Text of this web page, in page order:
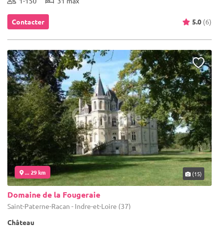
Contacter 5.0 (6)
... 29 km (15)
Domaine de la Fougeraie
Saint-Paterne-Racan - Indre-et-Loire (37)
Château